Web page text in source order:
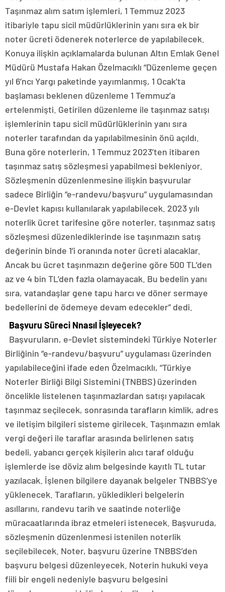
Taşınmaz alım satım işlemleri, 1 Temmuz 2023
itibariyle tapu sicil müdürlüklerinin yanı sıra ek bir
noter ücreti ödenerek noterlerce de yapılabilecek.
Konuya ilişkin açıklamalarda bulunan Altın Emlak Genel
Müdürü Mustafa Hakan Özelmacıklı “Düzenleme geçen
yıl 6’ncı Yargı paketinde yayımlanmış, 1 Ocak’ta
başlaması beklenen düzenleme 1 Temmuz’a
ertelenmişti. Getirilen düzenleme ile taşınmaz satışı
işlemlerinin tapu sicil müdürlüklerinin yanı sıra
noterler tarafından da yapılabilmesinin önü açıldı.
Buna göre noterlerin, 1 Temmuz 2023’ten itibaren
taşınmaz satış sözleşmesi yapabilmesi bekleniyor.
Sözleşmenin düzenlenmesine ilişkin başvurular
sadece Birliğin “e-randevu/başvuru” uygulamasından
e-Devlet kapısı kullanılarak yapılabilecek. 2023 yılı
noterlik ücret tarifesine göre noterler, taşınmaz satış
sözleşmesi düzenlediklerinde ise taşınmazın satış
değerinin binde 1’i oranında noter ücreti alacaklar.
Ancak bu ücret taşınmazın değerine göre 500 TL’den
az ve 4 bin TL’den fazla olamayacak. Bu bedelin yanı
sıra, vatandaşlar gene tapu harcı ve döner sermaye
bedellerini de ödemeye devam edecekler” dedi.
Başvuru Süreci Nnasıl İşleyecek?
Başvuruların, e-Devlet sistemindeki Türkiye Noterler
Birliğinin “e-randevu/başvuru” uygulaması üzerinden
yapılabileceğini ifade eden Özelmacıklı, “Türkiye
Noterler Birliği Bilgi Sistemini (TNBBS) üzerinden
öncelikle listelenen taşınmazlardan satışı yapılacak
taşınmaz seçilecek, sonrasında tarafların kimlik, adres
ve iletişim bilgileri sisteme girilecek. Taşınmazın emlak
vergi değeri ile taraflar arasında belirlenen satış
bedeli, yabancı gerçek kişilerin alıcı taraf olduğu
işlemlerde ise döviz alım belgesinde kayıtlı TL tutar
yazılacak. İşlenen bilgilere dayanak belgeler TNBBS’ye
yüklenecek. Tarafların, yükledikleri belgelerin
asıllarını, randevu tarih ve saatinde noterliğe
müracaatlarında ibraz etmeleri istenecek. Başvuruda,
sözleşmenin düzenlenmesi istenilen noterlik
seçilebilecek. Noter, başvuru üzerine TNBBS’den
başvuru belgesi düzenleyecek. Noterin hukuki veya
fiili bir engeli nedeniyle başvuru belgesini